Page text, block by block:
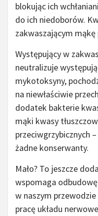
blokując ich
do ich niedoborów.
zakwaszającym
Występujący w
neutralizuje
mykotoksyny,
na niewłaściwie
dodatek bakterie
mąki kwasy
przeciwgrzybicznych
żadne konserwanty.
Mało? To jeszcze
wspomaga
w naszym
pracę układu